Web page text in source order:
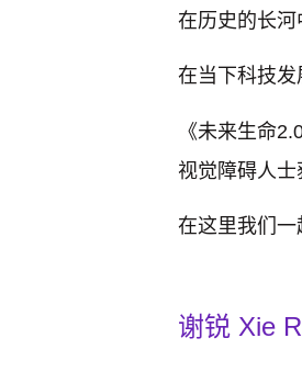
在历史的长河
在当下科技发
《未来生命
视觉障碍人
在这里我们一
谢锐 Xie